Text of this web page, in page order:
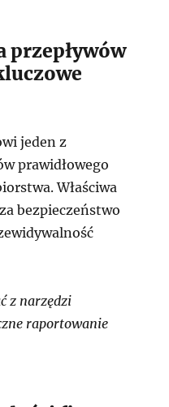
przepływów
jeden z
prawidłowego
Właściwa
bezpieczeństwo
z narzędzi
raportowanie